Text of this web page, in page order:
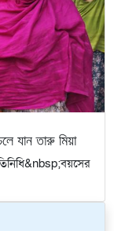
যান তারু মিয়া